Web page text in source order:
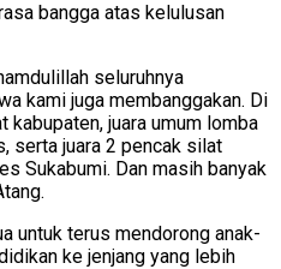
bangga atas kelulusan
seluruhnya
kami juga membanggakan. Di
kabupaten, juara umum lomba
serta juara 2 pencak silat
Sukabumi. Dan masih banyak
untuk terus mendorong anak-
ke jenjang yang lebih